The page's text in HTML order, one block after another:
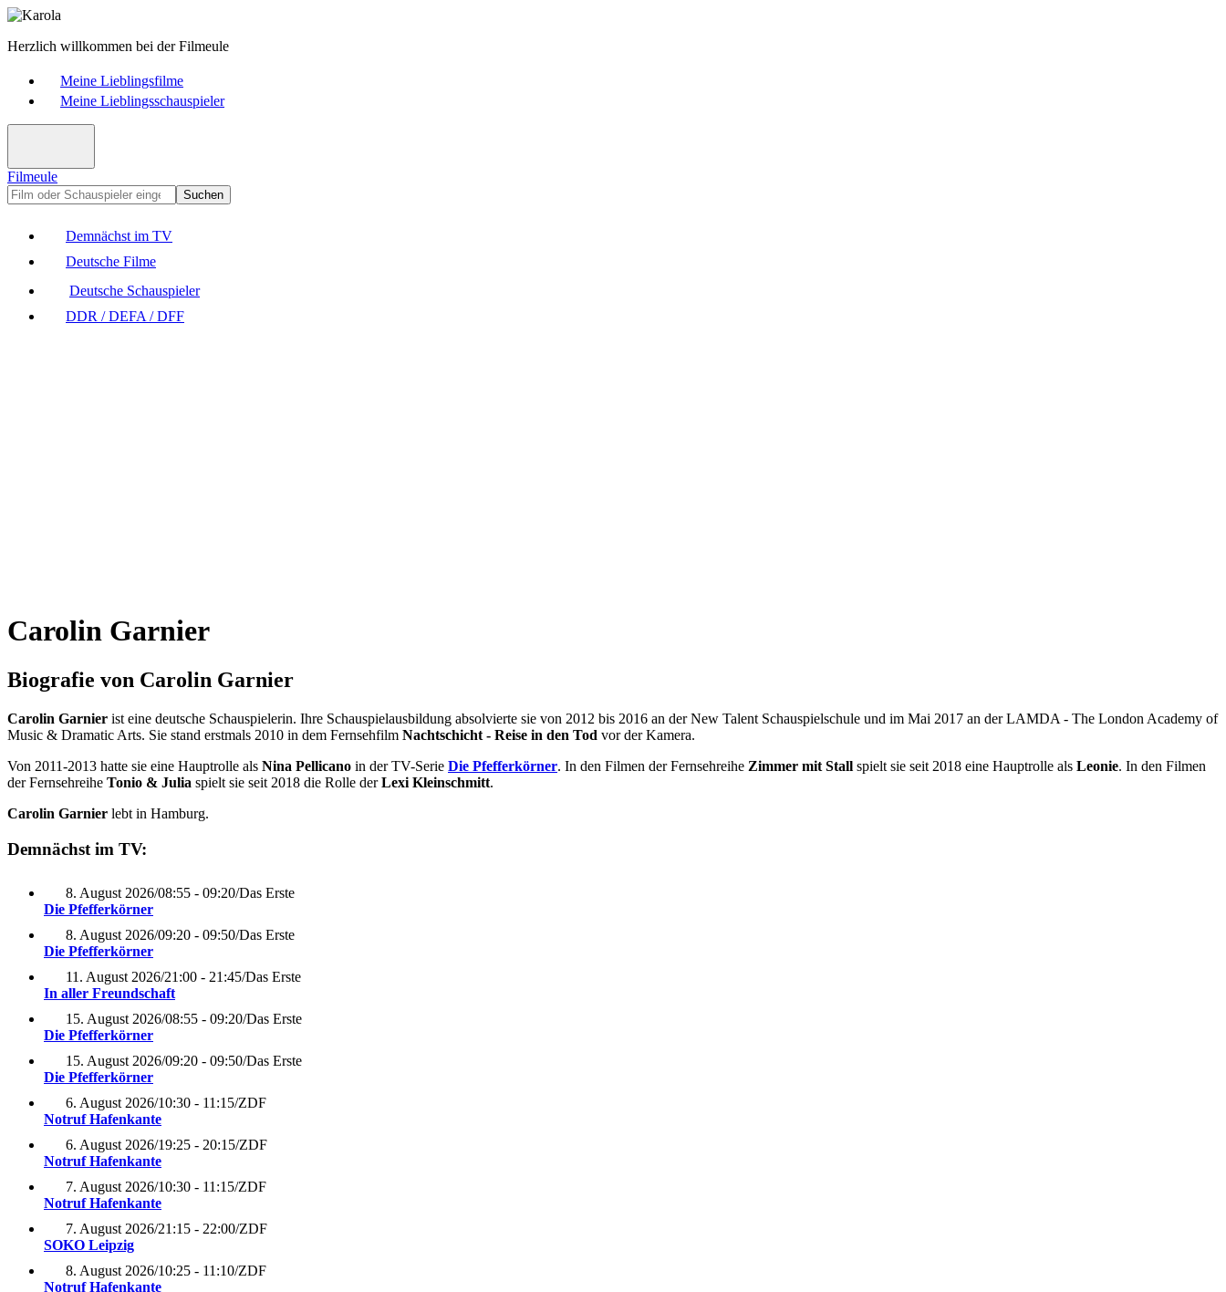
Herzlich willkommen bei der Filmeule
Meine Lieblingsfilme
Meine Lieblingsschauspieler
Filmeule
Suchen
Demnächst im TV
Deutsche Filme
Deutsche Schauspieler
DDR / DEFA / DFF
Carolin Garnier
Biografie von Carolin Garnier
Carolin Garnier ist eine deutsche Schauspielerin. Ihre Schauspielausbildung absolvierte sie von 2012 bis 2016 an der New Talent Schauspielschule und im Mai 2017 an der LAMDA - The London Academy of
Music & Dramatic Arts. Sie stand erstmals 2010 in dem Fernsehfilm Nachtschicht - Reise in den Tod vor der Kamera.
Von 2011-2013 hatte sie eine Hauptrolle als Nina Pellicano in der TV-Serie Die Pfefferkörner. In den Filmen der Fernsehreihe Zimmer mit Stall spielt sie seit 2018 eine Hauptrolle als Leonie. In den Filmen
der Fernsehreihe Tonio & Julia spielt sie seit 2018 die Rolle derLexi Kleinschmitt.
Carolin Garnier lebt in Hamburg.
Demnächst im TV:
8. August 2026/08:55 - 09:20/Das Erste
Die Pfefferkörner
8. August 2026/09:20 - 09:50/Das Erste
Die Pfefferkörner
11. August 2026/21:00 - 21:45/Das Erste
In aller Freundschaft
15. August 2026/08:55 - 09:20/Das Erste
Die Pfefferkörner
15. August 2026/09:20 - 09:50/Das Erste
Die Pfefferkörner
6. August 2026/10:30 - 11:15/ZDF
Notruf Hafenkante
6. August 2026/19:25 - 20:15/ZDF
Notruf Hafenkante
7. August 2026/10:30 - 11:15/ZDF
Notruf Hafenkante
7. August 2026/21:15 - 22:00/ZDF
SOKO Leipzig
8. August 2026/10:25 - 11:10/ZDF
Notruf Hafenkante